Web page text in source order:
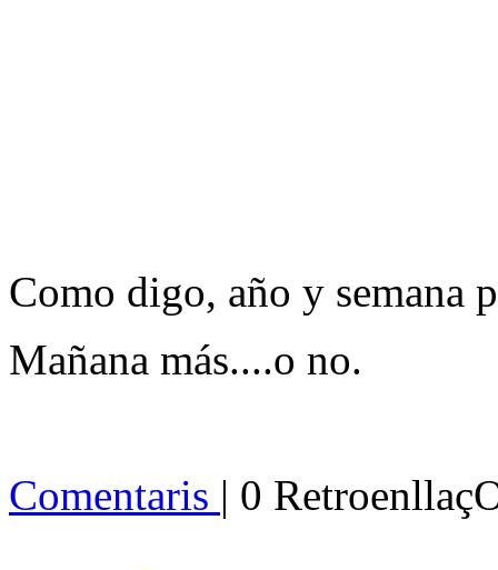
Como digo, año y semana
Mañana más....o no.
Comentaris | 0